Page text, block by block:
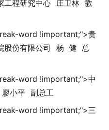
工程研究中心 庄卫林 教
word !important;">贵
股份有限公司
杨 健
总
word !important;">中
廖小平 副总工
word !important;">三